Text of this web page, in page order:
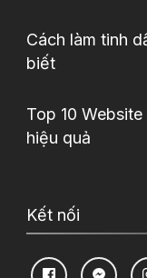
Cách làm tinh
biết
Top 10
hiệu quả
Kết nối